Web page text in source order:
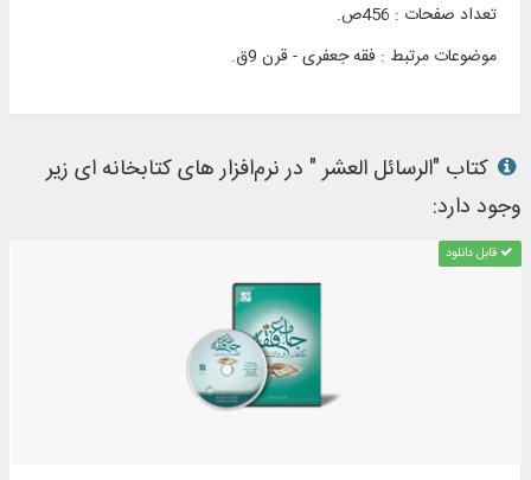
تعداد صفحات : 456ص.
موضوعات مرتبط : فقه جعفری - قرن 9ق.
کتاب "الرسائل العشر " در نرم‌افزار های کتابخانه ای زیر
وجود دارد:
قابل دانلود